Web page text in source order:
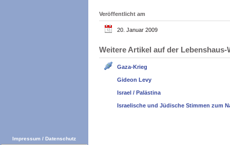
Veröffentlicht am
20. Januar 2009
Weitere Artikel auf der
Gaza-Krieg
Gideon Levy
Israel / Palästina
Israelische und Jüdische Stimmen zum
Impressum / Datenschutz